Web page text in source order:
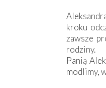
kroku
zawsze
rodziny.
Panią
modlimy,